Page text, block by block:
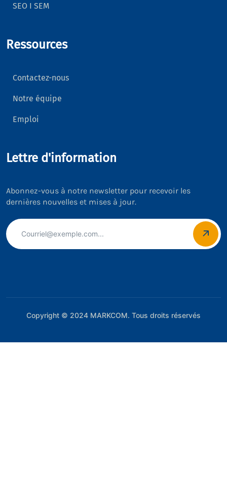
SEO I SEM
Ressources
Contactez-nous
Notre équipe
Emploi
Lettre d'information
Abonnez-vous à notre newsletter pour recevoir les
dernières nouvelles et mises à jour.
Copyright © 2024 MARKCOM. Tous droits réservés